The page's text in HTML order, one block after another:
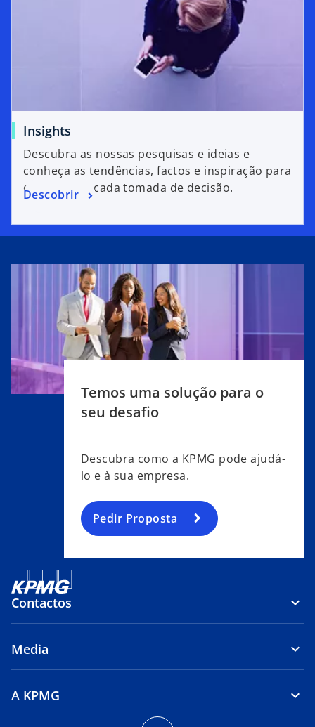
Insights
Descubra as nossas pesquisas e ideias e
conheça as tendências, factos e inspiração para
o apoiar em cada tomada de decisão.
Descobrir
Temos uma solução para o
seu desafio
Descubra como a KPMG pode ajudá-
lo e à sua empresa.
Pedir Proposta
Contactos
Media
A KPMG